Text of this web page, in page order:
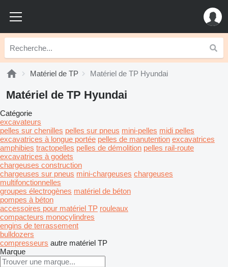
Matériel de TP Matériel de TP Hyundai
Matériel de TP Hyundai
Catégorie
excavateurs
pelles sur chenilles pelles sur pneus mini-pelles midi pelles
excavatrices à longue portée pelles de manutention excavatrices
amphibies tractopelles pelles de démolition pelles rail-route
excavatrices à godets
chargeuses construction
chargeuses sur pneus mini-chargeuses chargeuses
multifonctionnelles
groupes électrogènes matériel de béton
pompes à béton
accessoires pour matériel TP rouleaux
compacteurs monocylindres
engins de terrassement
bulldozers
compresseurs autre matériel TP
Marque